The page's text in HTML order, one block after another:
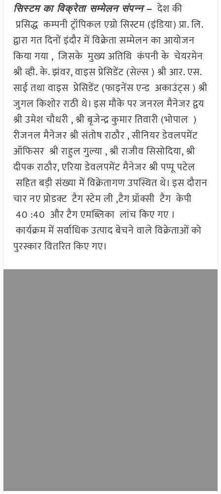
सिस्टम का विक्रेता सम्मेलन संपन्न – देश की
प्रसिद्ध कम्पनी ट्रॉपिकल एग्रो सिस्टम (इंडिया) प्रा. लि.
द्वारा गत दिनों इंदौर में विक्रेता सम्मेलन का आयोजन
किया गया , जिसके मुख्य अतिथि कंपनी के चेयरमेन
श्री व्ही. के. झंवर, वाइस प्रेसिडेंट (सेल्स ) श्री आर. एस.
साई तथा वाइस प्रेसिडेंट (फाइनेंस एन्ड अकाउंट्स ) श्री
जुगल किशोर राठी थे। इस मौके पर जनरल मैनेजर द्वय
श्री उमेश चौधरी , श्री बृजेन्द्र कुमार तिवारी (भोपाल )
रीजनल मैनेजर श्री संतोष राठौर , सीनियर डेवलपमेंट
ऑफिसर श्री राहुल गुल्या , श्री राजीव सिसोदिया, श्री
दीपक राठौर, एरिया डेवलपमेंट मैनेजर श्री पप्पू पटेल
सहित बड़ी संख्या में विक्रेतागण उपस्थित थे। इस दौरान
चार नए प्रोडक्ट टैग स्टेम ली ,टैग प्रॉक्सी टैग केपी
40 :40 और टैग एमब्लिका लांच किए गए ।
कार्यक्रम में सर्वाधिक उत्पाद बेचने वाले विक्रेताओं को
पुरस्कार वितरित किए गए।